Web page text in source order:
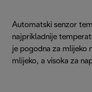
Automatski senzor
najprikladnije
je pogodna za mlijeko
mlijeko, a visoka za